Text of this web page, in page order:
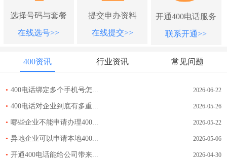
选择号码与套餐
在线选号>>
提交申办资料
在线提交>>
开通400电话服务
联系开通>>
400资讯 行业资讯 常见问题
• 400电话绑定多个手机号怎... 2026-06-22
• 400电话对企业到底有多重... 2026-05-26
• 哪些企业不能申请办理400... 2026-05-22
• 异地企业可以申请本地400... 2026-05-06
• 开通400电话能给公司带来... 2026-04-30